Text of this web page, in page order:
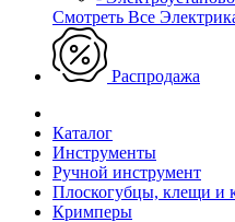
Смотреть Все
Распродажа
Каталог
Инструменты
Ручной инструмент
Плоскогубцы, клещи и
Кримперы